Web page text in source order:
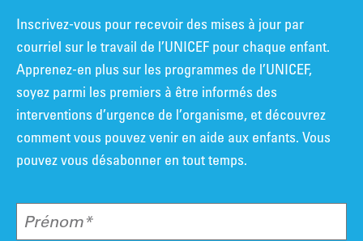
Inscrivez-vous pour recevoir des mises à jour par
courriel sur le travail de l’UNICEF pour chaque enfant.
Apprenez-en plus sur les programmes de l’UNICEF,
soyez parmi les premiers à être informés des
interventions d’urgence de l’organisme, et découvrez
comment vous pouvez venir en aide aux enfants. Vous
pouvez vous désabonner en tout temps.
Prénom*